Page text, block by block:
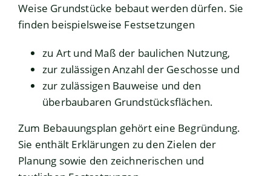
Weise Grundstücke bebaut werden dürfen.Sie
finden beispielsweise Festsetzungen
zu Art und Maß der baulichen Nutzung,
zur zulässigen Anzahl der Geschosse und
zur zulässigen Bauweise und den
überbaubaren Grundstücksflächen.
Zum Bebauungsplan gehört eine Begründung.
Sie enthält Erklärungen zu den Zielen der
Planung sowie den zeichnerischen und